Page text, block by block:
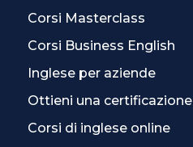
Corsi Masterclass
Corsi Business English
Inglese per aziende
Ottieni una certificazione
Corsi di inglese online